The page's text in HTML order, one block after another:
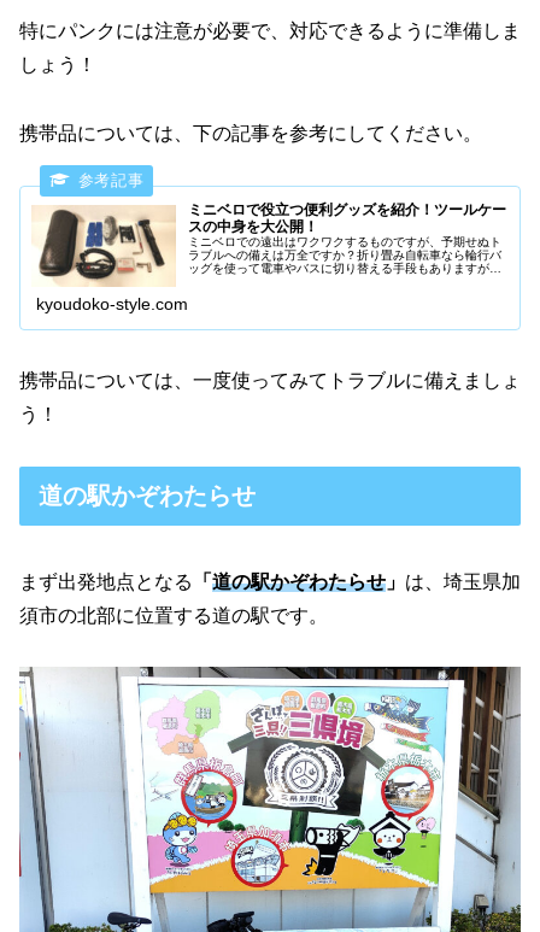
特にパンクには注意が必要で、対応できるように準備しま
しょう！
携帯品については、下の記事を参考にしてください。
ミニベロで役立つ便利グッズを紹介！ツールケー
スの中身を大公開！
ミニベロでの遠出はワクワクするものですが、予期せぬト
ラブルへの備えは万全ですか？折り畳み自転車なら輪行バ
ッグを使って電車やバスに切り替える手段もありますが、
kyoudoko-style.com
携帯品については、一度使ってみてトラブルに備えましょ
う！
道の駅かぞわたらせ
まず出発地点となる 「 道の駅かぞわたらせ 」 は、埼玉県加
須市の北部に位置する道の駅です。